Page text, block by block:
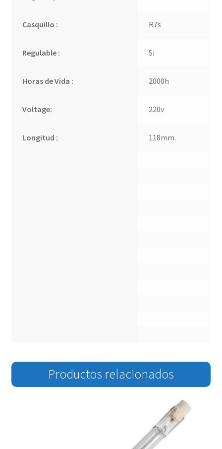
Casquillo : R7s
Regulable : Si
Horas de Vida : 2000h
Voltage: 220v
Longitud : 118mm.
Productos relacionados